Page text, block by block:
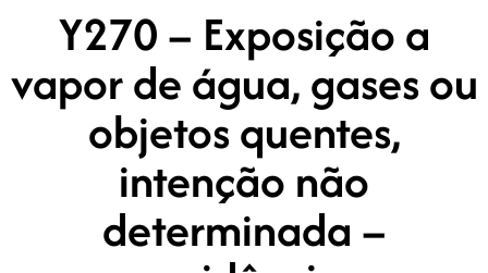
Y270 – Exposição a
vapor de água, gases ou
objetos quentes,
intenção não
determinada –